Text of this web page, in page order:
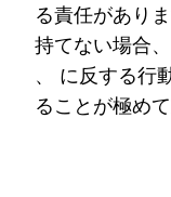
る責任があり
持てない場合
、 に反する行
ることが極め